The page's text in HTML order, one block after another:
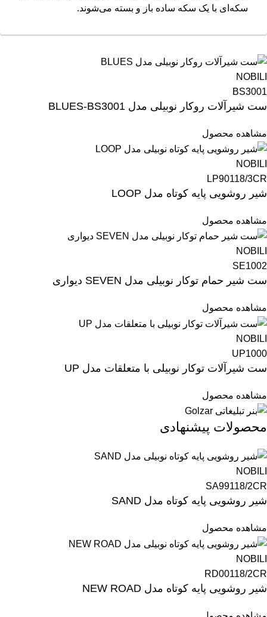
سکه‌ای با یک سکه ساده باز و بسته می‌شوند.
NOBILI
BS3001
ست شیرآلات روکار نوبیلی مدل BLUES-BS3001
مشاهده محصول
NOBILI
LP90118/3CR
شیر روشویی پایه کوتاه مدل LOOP
مشاهده محصول
NOBILI
SE1002
ست شیر حمام توکار نوبیلی مدل SEVEN دیواری
مشاهده محصول
NOBILI
UP1000
ست شیرآلات توکار نوبیلی با متعلقات مدل UP
مشاهده محصول
محصولات پیشنهادی
NOBILI
SA99118/2CR
شیر روشویی پایه کوتاه مدل SAND
مشاهده محصول
NOBILI
RD00118/2CR
شیر روشویی پایه کوتاه مدل NEW ROAD